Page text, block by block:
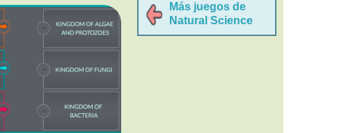
Más juegos de
Natural Science